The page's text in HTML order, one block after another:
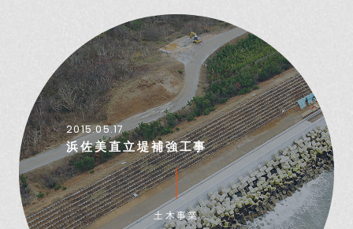
2015.05.17
浜佐美直立堤補強工事
土木事業